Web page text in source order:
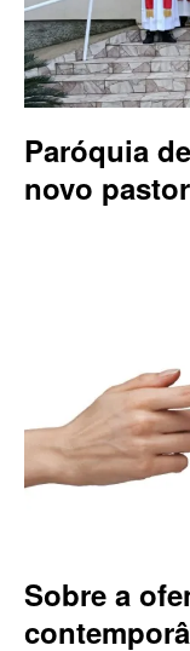
Paróquia
novo pastor
Sobre a